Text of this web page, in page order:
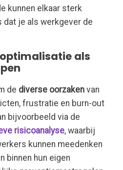
kunnen elkaar sterk
dat je als werkgever de
als
de diverse oorzaken van
frustratie en burn-out
bijvoorbeeld via de
risicoanalyse, waarbij
kunnen meedenken
binnen hun eigen